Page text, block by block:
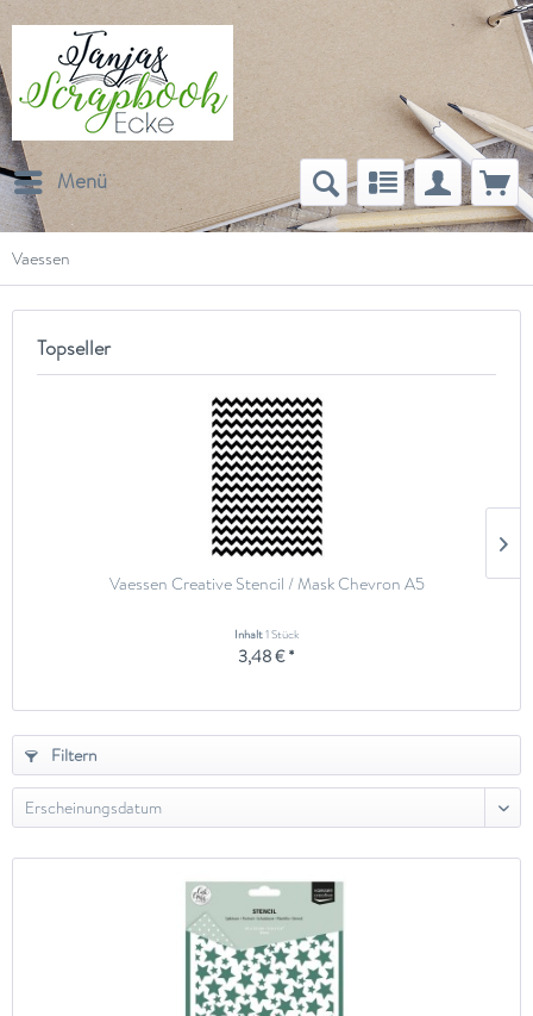
Menü
Vaessen
Topseller
Vaessen Creative Stencil / Mask Chevron A5
Inhalt1 Stück
3,48 € *
Filtern